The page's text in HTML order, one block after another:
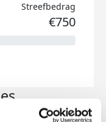
Streefbedrag
€750